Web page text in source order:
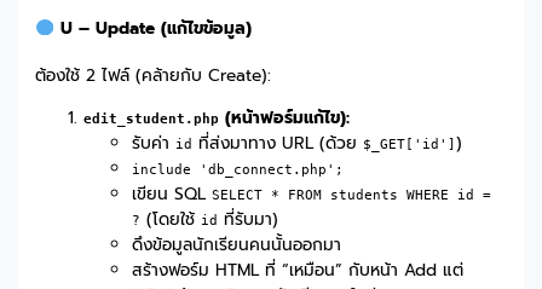
U – Update (แก้ไขข้อมูล)
ต้องใช้ 2 ไฟล์ (คล้ายกับ Create):
edit_student.php (หน้าฟอร์มแก้ไข):
รับค่า id ที่ส่งมาทาง URL (ด้วย $_GET['id'] )
include 'db_connect.php';
เขียน SQLSELECT * FROM students WHERE id =
? (โดยใช้ id ที่รับมา)
ดึงข้อมูลนักเรียนคนนั้นออกมา
สร้างฟอร์ม HTML ที่ “เหมือน” กับหน้า Add แต่